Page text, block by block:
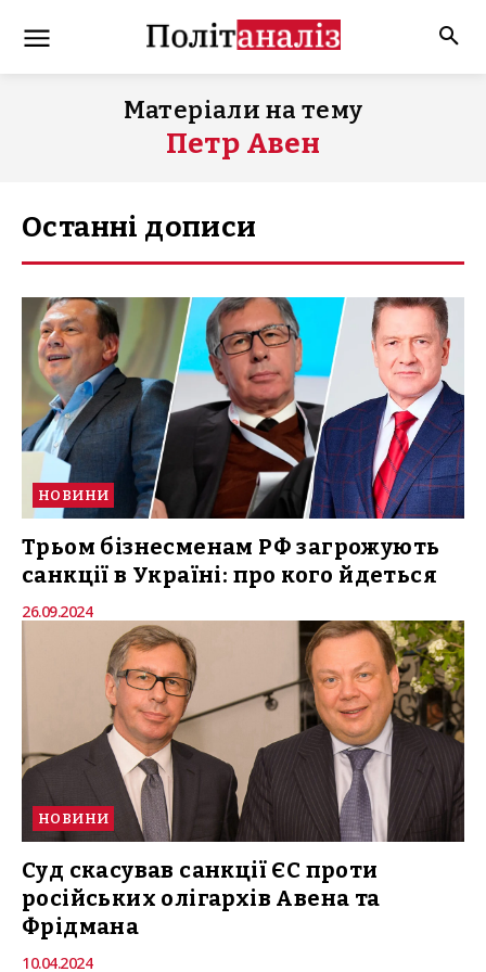
Матеріали на тему
Петр Авен
Останні дописи
НОВИНИ
Трьом бізнесменам РФ загрожують
санкції в Україні: про кого йдеться
26.09.2024
НОВИНИ
Суд скасував санкції ЄС проти
російських олігархів Авена та
Фрідмана
10.04.2024